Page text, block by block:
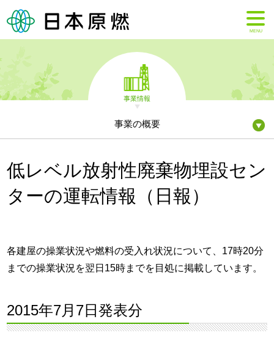
MENU
事業情報
事業の概要
低レベル放射性廃棄物埋設セン
ターの運転情報（日報）
各建屋の操業状況や燃料の受入れ状況について、17時20分
までの操業状況を翌日15時までを目処に掲載しています。
2015年7月7日発表分